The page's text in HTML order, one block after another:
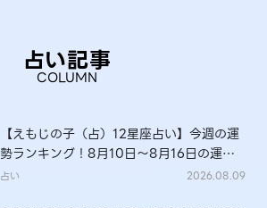
占い記事
COLUMN
【えもじの子（占）12星座占い】今週の運
勢ランキング！8月10日～8月16日の運勢
は？
占い 2026.08.09